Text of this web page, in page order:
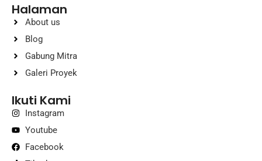
Halaman
About us
Blog
Gabung Mitra
Galeri Proyek
Ikuti Kami
Instagram
Youtube
Facebook